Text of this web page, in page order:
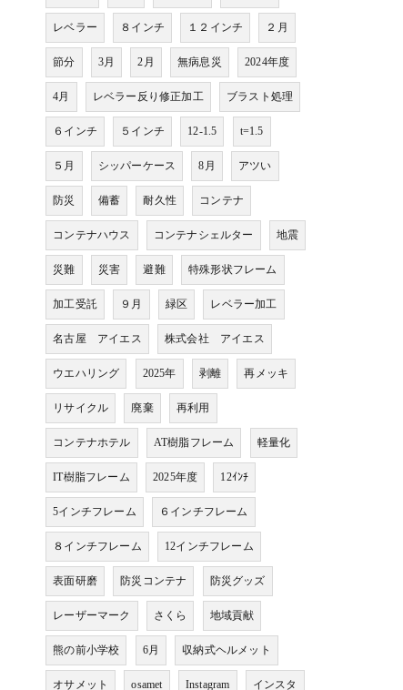
レベラー ８インチ １２インチ ２月
節分 3月 2月 無病息災 2024年度
4月 レベラー反り修正加工 ブラスト処理
６インチ ５インチ 12-1.5 t=1.5
５月 シッパーケース 8月 アツい
防災 備蓄 耐久性 コンテナ
コンテナハウス コンテナシェルター 地震
災難 災害 避難 特殊形状フレーム
加工受託 ９月 緑区 レベラー加工
名古屋 アイエス 株式会社 アイエス
ウエハリング 2025年 剥離 再メッキ
リサイクル 廃棄 再利用
コンテナホテル AT樹脂フレーム 軽量化
IT樹脂フレーム 2025年度 12ｲﾝﾁ
5インチフレーム ６インチフレーム
８インチフレーム 12インチフレーム
表面研磨 防災コンテナ 防災グッズ
レーザーマーク さくら 地域貢献
熊の前小学校 6月 収納式ヘルメット
オサメット osamet Instagram インスタ